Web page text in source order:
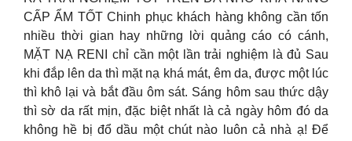
CẤP ẨM TỐT Chinh phục khách hàng không cần tốn
nhiều thời gian hay những lời quảng cáo có cánh,
MẶT NẠ RENI chỉ cần một lần trải nghiệm là đủ Sau
khi đắp lên da thì mặt nạ khá mát, êm da, được một lúc
thì khô lại và bắt đầu ôm sát. Sáng hôm sau thức dậy
thì sờ da rất mịn, đặc biệt nhất là cả ngày hôm đó da
không hề bị đổ dầu một chút nào luôn cả nhà ạ! Để